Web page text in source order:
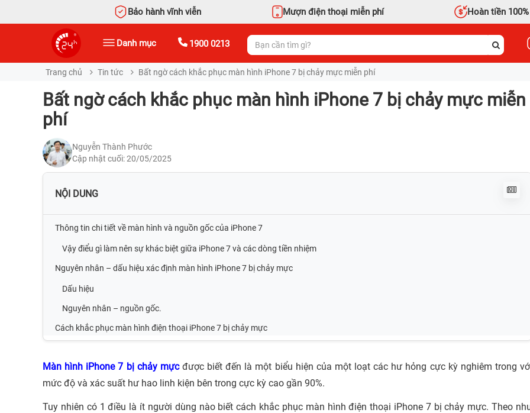
Bảo hành vĩnh viễn Mượn điện thoại miễn phí Hoàn tiền 100%
Danh mục 1900 0213
Trang chủ Tin tức Bất ngờ cách khắc phục màn hình iPhone 7 bị chảy mực miễn phí
Bất ngờ cách khắc phục màn hình iPhone 7 bị chảy mực miễn
phí
Nguyễn Thành Phước
Cập nhật cuối: 20/05/2025
NỘI DUNG
Thông tin chi tiết về màn hình và nguồn gốc của iPhone 7
Vậy điểu gì làm nên sự khác biệt giữa iPhone 7 và các dòng tiền nhiệm
Nguyên nhân – dấu hiệu xác định màn hình iPhone 7 bị chảy mực
Dấu hiệu
Nguyên nhân – nguồn gốc.
Cách khắc phục màn hình điện thoại iPhone 7 bị chảy mực
Màn hình iPhone 7 bị chảy mực được biết đến là một biểu hiện của một loạt các hư hỏng cực kỳ nghiêm trong
mức độ và xác suất hư hao linh kiện bên trong cực kỳ cao gần 90%.
Tuy nhiên có 1 điều là ít người dùng nào biết cách khắc phục màn hình điện thoại iPhone 7 bị chảy mực. Theo